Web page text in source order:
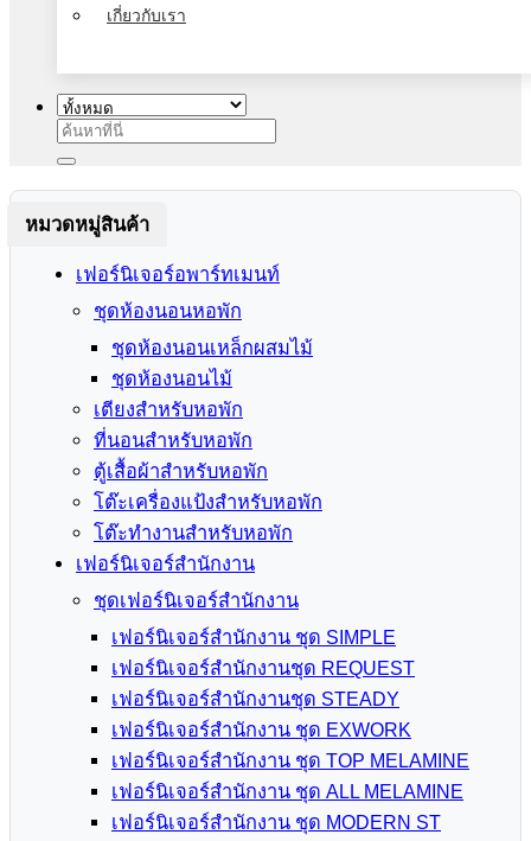
เกี่ยวกับเรา
ค้นหา:
หมวดหมู่สินค้า
เฟอร์นิเจอร์อพาร์ทเมนท์
ชุดห้องนอนหอพัก
ชุดห้องนอนเหล็กผสมไม้
ชุดห้องนอนไม้
เตียงสำหรับหอพัก
ที่นอนสำหรับหอพัก
ตู้เสื้อผ้าสำหรับหอพัก
โต๊ะเครื่องแป้งสำหรับหอพัก
โต๊ะทำงานสำหรับหอพัก
เฟอร์นิเจอร์สำนักงาน
ชุดเฟอร์นิเจอร์สำนักงาน
เฟอร์นิเจอร์สำนักงาน ชุด SIMPLE
เฟอร์นิเจอร์สำนักงานชุด REQUEST
เฟอร์นิเจอร์สำนักงานชุด STEADY
เฟอร์นิเจอร์สำนักงาน ชุด EXWORK
เฟอร์นิเจอร์สำนักงาน ชุด TOP MELAMINE
เฟอร์นิเจอร์สำนักงาน ชุด ALL MELAMINE
เฟอร์นิเจอร์สำนักงาน ชุด MODERN ST